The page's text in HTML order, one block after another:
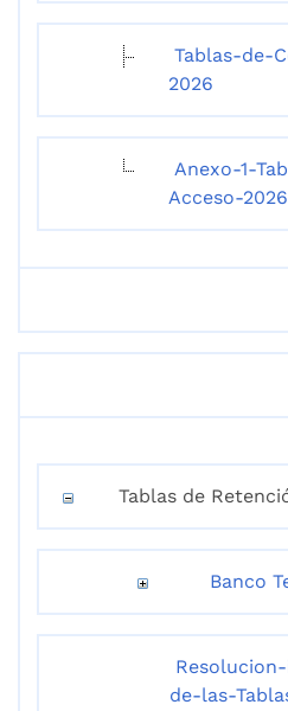
Tablas-de-
2026
Anexo-1-
Acceso-2026
Tablas de
Banco
de-las-